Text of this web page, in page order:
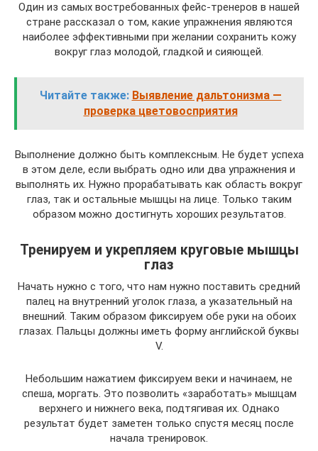
Один из самых востребованных фейс-тренеров в нашей
стране рассказал о том, какие упражнения являются
наиболее эффективными при желании сохранить кожу
вокруг глаз молодой, гладкой и сияющей.
Читайте также: Выявление дальтонизма —
проверка цветовосприятия
Выполнение должно быть комплексным. Не будет успеха
в этом деле, если выбрать одно или два упражнения и
выполнять их. Нужно прорабатывать как область вокруг
глаз, так и остальные мышцы на лице. Только таким
образом можно достигнуть хороших результатов.
Тренируем и укрепляем круговые мышцы
глаз
Начать нужно с того, что нам нужно поставить средний
палец на внутренний уголок глаза, а указательный на
внешний. Таким образом фиксируем обе руки на обоих
глазах. Пальцы должны иметь форму английской буквы
V.
Небольшим нажатием фиксируем веки и начинаем, не
спеша, моргать. Это позволить «заработать» мышцам
верхнего и нижнего века, подтягивая их. Однако
результат будет заметен только спустя месяц после
начала тренировок.